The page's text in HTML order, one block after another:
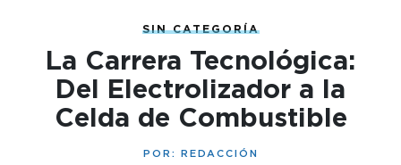
SIN CATEGORÍA
La Carrera Tecnológica:
Del Electrolizador a la
Celda de Combustible
POR: REDACCIÓN